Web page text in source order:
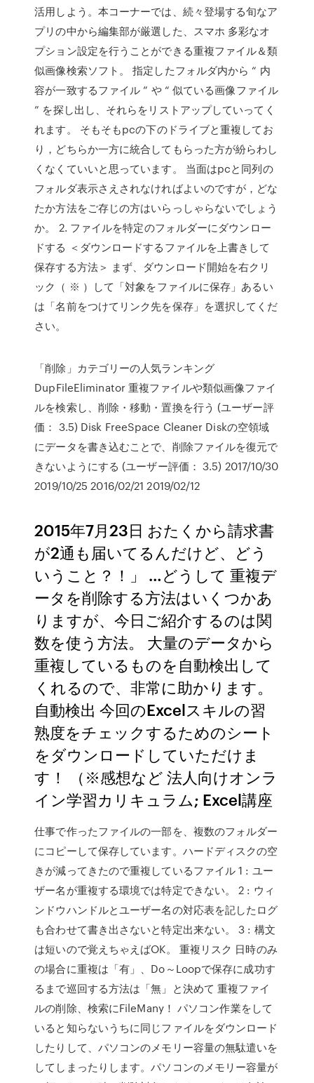
活用しよう。本コーナーでは、続々登場する旬なア
プリの中から編集部が厳選した、スマホ 多彩なオ
プション設定を行うことができる重複ファイル＆類
似画像検索ソフト。 指定したフォルダ内から “ 内
容が一致するファイル ” や “ 似ている画像ファイル
” を探し出し、それらをリストアップしていってく
れます。 そもそもpcの下のドライブと重複してお
り，どちらか一方に統合してもらった方が紛らわし
くなくていいと思っています。 当面はpcと同列の
フォルダ表示さえされなければよいのですが，どな
たか方法をご存じの方はいらっしゃらないでしょう
か。 2. ファイルを特定のフォルダーにダウンロー
ドする ＜ダウンロードするファイルを上書きして
保存する方法＞ まず、ダウンロード開始を右クリ
ック（ ※ ）して「対象をファイルに保存」あるい
は「名前をつけてリンク先を保存」を選択してくだ
さい。
「削除」カテゴリーの人気ランキング
DupFileEliminator 重複ファイルや類似画像ファイ
ルを検索し、削除・移動・置換を行う (ユーザー評
価： 3.5) Disk FreeSpace Cleaner Diskの空領域
にデータを書き込むことで、削除ファイルを復元で
きないようにする (ユーザー評価： 3.5) 2017/10/30
2019/10/25 2016/02/21 2019/02/12
2015年7月23日 おたくから請求書
が2通も届いてるんだけど、どう
いうこと？！」 …どうして 重複デ
ータを削除する方法はいくつかあ
りますが、今日ご紹介するのは関
数を使う方法。 大量のデータから
重複しているものを自動検出して
くれるので、非常に助かります。
自動検出 今回のExcelスキルの習
熟度をチェックするためのシート
をダウンロードしていただけま
す！ （※感想など 法人向けオンラ
イン学習カリキュラム; Excel講座
仕事で作ったファイルの一部を、複数のフォルダー
にコピーして保存しています。ハードディスクの空
きが減ってきたので重複しているファイル 1 : ユー
ザー名が重複する環境では特定できない。 2 : ウィ
ンドウハンドルとユーザー名の対応表を記したログ
も合わせて書き出さないと特定出来ない。 3 : 構文
は短いので覚えちゃえばOK。 重複リスク 日時のみ
の場合に重複は「有」、Do～Loopで保存に成功す
るまで巡回する方法は「無」と決めて 重複ファイ
ルの削除、検索にFileMany！ パソコン作業をして
いると知らないうちに同じファイルをダウンロード
したりして、パソコンのメモリー容量の無駄遣いを
してしまったりします。パソコンのメモリー容量が